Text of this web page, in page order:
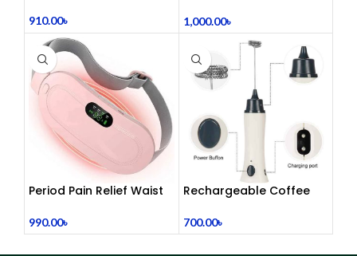
910.00৳ 1,000.00৳
Period Pain Relief Waist
990.00৳
Rechargeable Coffee
Foamer.
700.00৳